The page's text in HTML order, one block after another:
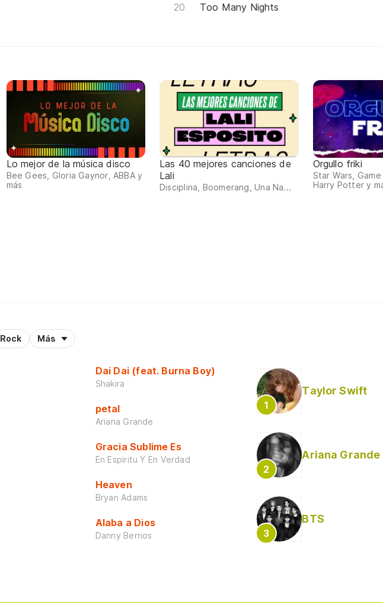
Too Many Nights
Lo mejor de la música disco
Bee Gees, Gloria Gaynor, ABBA y
más
Las 40 mejores canciones de
Lali
Disciplina, Boomerang, Una Na...
Orgullo friki
Star Wars,
Harry Potter y
Rock Más
Dai Dai (feat. Burna Boy)
Shakira
petal
Ariana Grande
Gracia Sublime Es
En Espiritu Y En Verdad
Heaven
Bryan Adams
Alaba a Dios
Danny Berrios
Taylor Swift
Ariana Grande
BTS